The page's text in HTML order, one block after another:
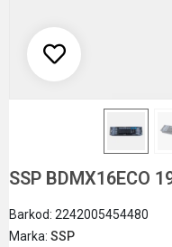
SSP BDMX16ECO
Barkod: 2242005454480
Marka: SSP